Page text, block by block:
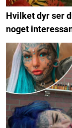
Hvilket dyr ser
noget